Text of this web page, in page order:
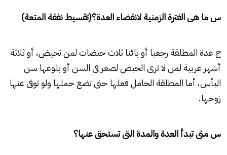
س ما هى الفترة الزمنية لانقضاء العدة؟(تقسيط نفقة المتعة)
ج عدة المطلقة رجعيا أو بائنا ثلاث حيضات لمن تحيض، أو ثلاثة
أشهر عربية لمن لا ترى الحيض لصغر فى السن أو بلوغها سن
اليأس، أما المطلقة الحامل فعلها حتى تضع حملها ولو توفى عنها
زوجها.
س متى تبدأ العدة والمدة التى تستحق عنها؟